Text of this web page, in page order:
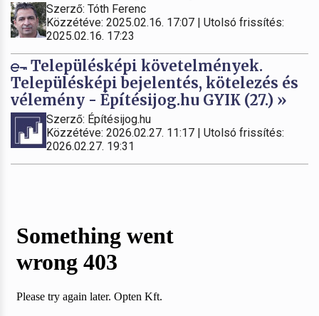
Szerző: Tóth Ferenc
Közzétéve: 2025.02.16. 17:07 | Utolsó frissítés:
2025.02.16. 17:23
Településképi követelmények.
Településképi bejelentés, kötelezés és
vélemény - Építésijog.hu GYIK (27.) »
Szerző: Építésijog.hu
Közzétéve: 2026.02.27. 11:17 | Utolsó frissítés:
2026.02.27. 19:31